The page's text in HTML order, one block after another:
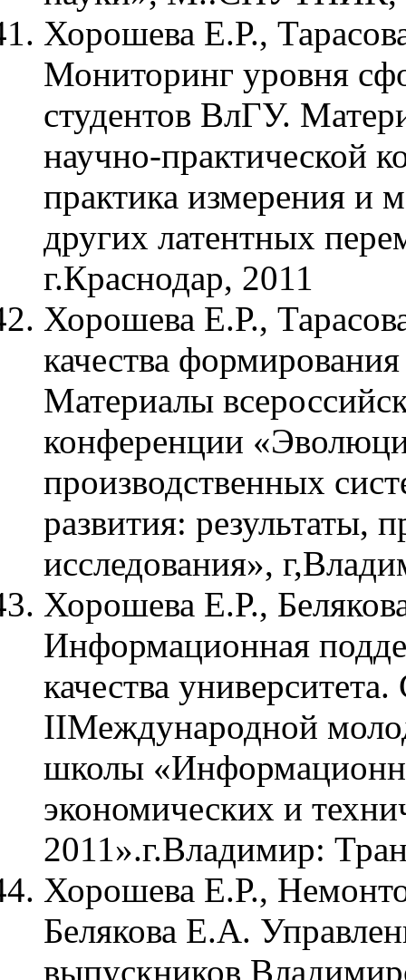
Хорошева Е.Р.,
Мониторинг уровня
студентов ВлГУ.
научно-практической
практика измерения и
других латентных
г.Краснодар, 2011
Хорошева Е.Р.,
качества
Материалы
конференции
производственных
развития: результаты,
исследования»,
Хорошева Е.Р.,
Информационная
качества
IIМеждународной
школы
экономических и
2011».г.Владимир:
Хорошева Е.Р.,
Белякова Е.А.
выпускников